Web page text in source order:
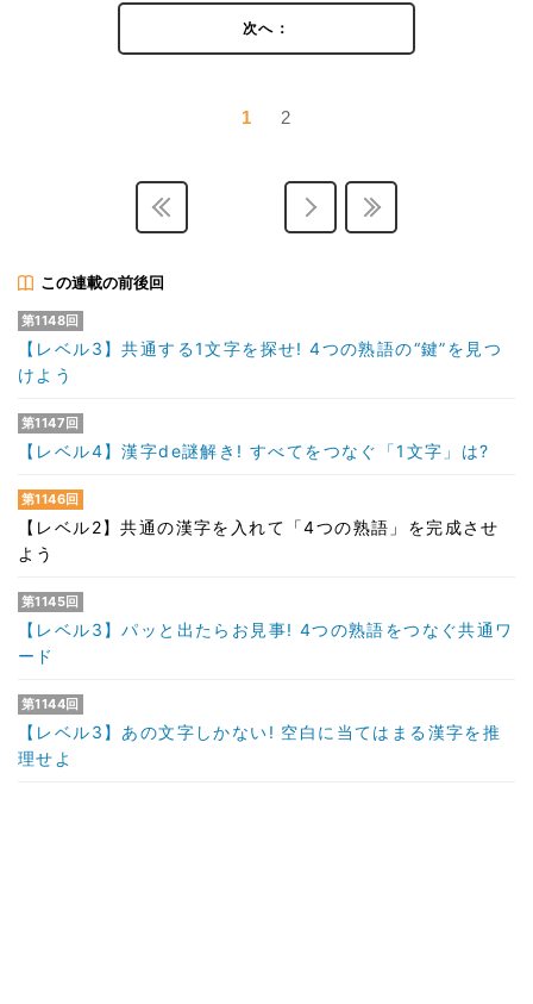
次へ：
1 2
この連載の前後回
第1148回
【レベル3】共通する1文字を探せ! 4つの熟語の“鍵”を見つ
けよう
第1147回
【レベル4】漢字de謎解き! すべてをつなぐ「1文字」は?
第1146回
【レベル2】共通の漢字を入れて「4つの熟語」を完成させ
よう
第1145回
【レベル3】パッと出たらお見事! 4つの熟語をつなぐ共通ワ
ード
第1144回
【レベル3】あの文字しかない! 空白に当てはまる漢字を推
理せよ